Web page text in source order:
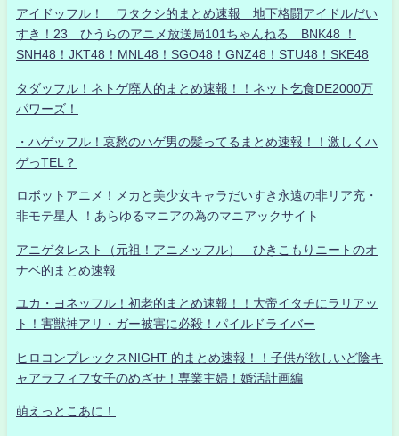
アイドッフル！ ワタクシ的まとめ速報 地下格闘アイドルだい
すき！23 ひうらのアニメ放送局101ちゃんねる BNK48 ！
SNH48！JKT48！MNL48！SGO48！GNZ48！STU48！SKE48
タダッフル！ネトゲ廃人的まとめ速報！！ネット乞食DE2000万
パワーズ！
・ハゲッフル！哀愁のハゲ男の髪ってるまとめ速報！！激しくハ
ゲっTEL？
ロボットアニメ！メカと美少女キャラだいすき永遠の非リア充・
非モテ星人 ！あらゆるマニアの為のマニアックサイト
アニゲタレスト（元祖！アニメッフル） ひきこもりニートのオ
ナベ的まとめ速報
ユカ・ヨネッフル！初老的まとめ速報！！大帝イタチにラリアッ
ト！害獣神アリ・ガー被害に必殺！パイルドライバー
ヒロコンプレックスNIGHT 的まとめ速報！！子供が欲しいど陰キ
ャアラフィフ女子のめざせ！専業主婦！婚活計画編
萌えっとこあに！